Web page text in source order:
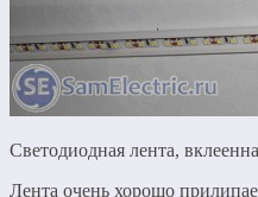
Светодиодная лента,
Лента очень хорошо